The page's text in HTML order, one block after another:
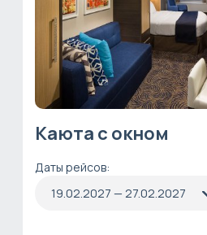
Каюта с окном
Даты рейсов:
19.02.2027 — 27.02.2027